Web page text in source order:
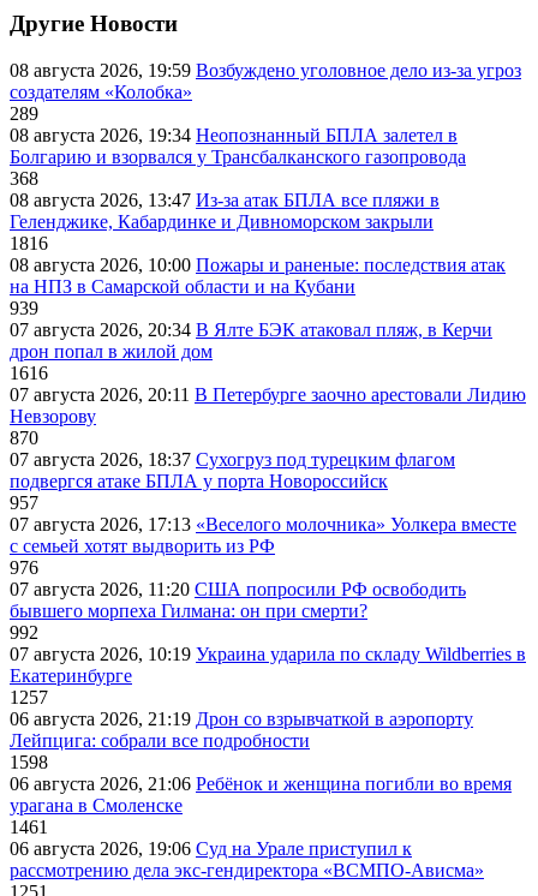
Другие Новости
08 августа 2026, 19:59 Возбуждено уголовное дело из-за угроз
создателям «Колобка»
289
08 августа 2026, 19:34 Неопознанный БПЛА залетел в
Болгарию и взорвался у Трансбалканского газопровода
368
08 августа 2026, 13:47 Из-за атак БПЛА все пляжи в
Геленджике, Кабардинке и Дивноморском закрыли
1816
08 августа 2026, 10:00 Пожары и раненые: последствия атак
на НПЗ в Самарской области и на Кубани
939
07 августа 2026, 20:34 В Ялте БЭК атаковал пляж, в Керчи
дрон попал в жилой дом
1616
07 августа 2026, 20:11 В Петербурге заочно арестовали Лидию
Невзорову
870
07 августа 2026, 18:37 Сухогруз под турецким флагом
подвергся атаке БПЛА у порта Новороссийск
957
07 августа 2026, 17:13 «Веселого молочника» Уолкера вместе
с семьей хотят выдворить из РФ
976
07 августа 2026, 11:20 США попросили РФ освободить
бывшего морпеха Гилмана: он при смерти?
992
07 августа 2026, 10:19 Украина ударила по складу Wildberries в
Екатеринбурге
1257
06 августа 2026, 21:19 Дрон со взрывчаткой в аэропорту
Лейпцига: собрали все подробности
1598
06 августа 2026, 21:06 Ребёнок и женщина погибли во время
урагана в Смоленске
1461
06 августа 2026, 19:06 Суд на Урале приступил к
рассмотрению дела экс-гендиректора «ВСМПО-Ависма»
1251